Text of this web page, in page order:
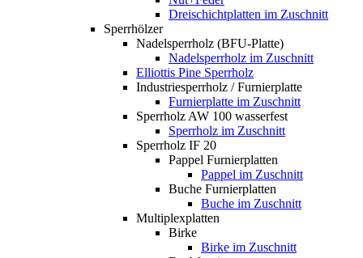
Dreischichtplatten im Zuschnitt
Sperrhölzer
Nadelsperrholz (BFU-Platte)
Nadelsperrholz im Zuschnitt
Elliottis Pine Sperrholz
Industriesperrholz / Furnierplatte
Furnierplatte im Zuschnitt
Sperrholz AW 100 wasserfest
Sperrholz im Zuschnitt
Sperrholz IF 20
Pappel Furnierplatten
Pappel im Zuschnitt
Buche Furnierplatten
Buche im Zuschnitt
Multiplexplatten
Birke
Birke im Zuschnitt